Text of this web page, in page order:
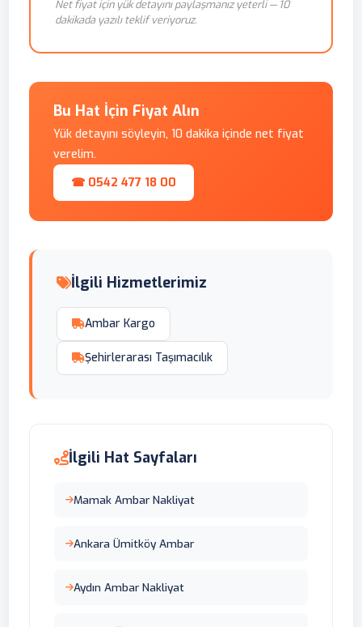
Net fiyat için yük detayını paylaşmanız yeterli — 10
dakikada yazılı teklif veriyoruz.
Bu Hat İçin Fiyat Alın
Yük detayını söyleyin, 10 dakika içinde net fiyat
verelim.
☎ 0542 477 18 00
İlgili Hizmetlerimiz
Ambar Kargo
Şehirlerarası Taşımacılık
İlgili Hat Sayfaları
Mamak Ambar Nakliyat
Ankara Ümitköy Ambar
Aydın Ambar Nakliyat